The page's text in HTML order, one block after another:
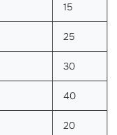
15
25
30
40
20